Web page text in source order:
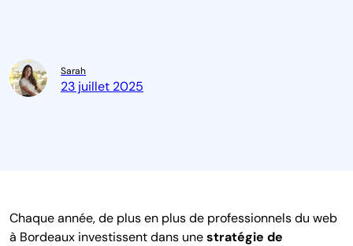
Sarah
23 juillet 2025
Chaque année, de plus en plus de professionnels du web
à Bordeaux investissent dans unestratégie de